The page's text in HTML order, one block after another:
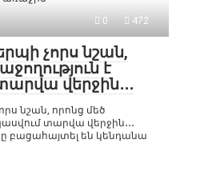
0 472
չորս նշան,
է
վերջին․․․
նշան, որոնց մեծ
տարվա վերջին․․․
բացահայտել են կենդանա